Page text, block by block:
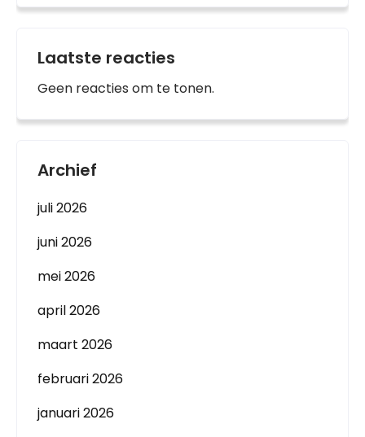
Laatste reacties
Geen reacties om te tonen.
Archief
juli 2026
juni 2026
mei 2026
april 2026
maart 2026
februari 2026
januari 2026